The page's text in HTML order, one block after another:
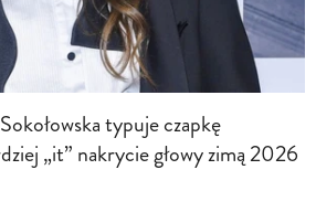
typuje czapkę
„it” nakrycie głowy zimą 2026